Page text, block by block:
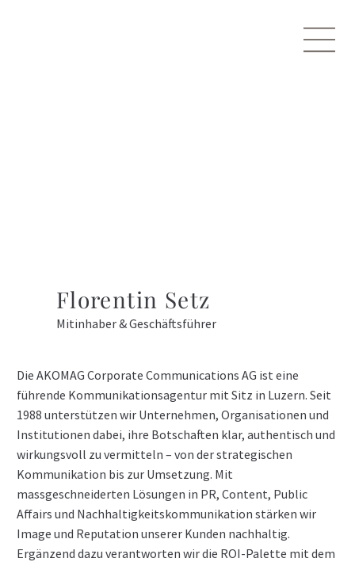
Florentin Setz
Mitinhaber & Geschäftsführer
Die AKOMAG Corporate Communications AG ist eine
führende Kommunikationsagentur mit Sitz in Luzern. Seit
1988 unterstützen wir Unternehmen, Organisationen und
Institutionen dabei, ihre Botschaften klar, authentisch und
wirkungsvoll zu vermitteln – von der strategischen
Kommunikation bis zur Umsetzung. Mit
massgeschneiderten Lösungen in PR, Content, Public
Affairs und Nachhaltigkeitskommunikation stärken wir
Image und Reputation unserer Kunden nachhaltig.
Ergänzend dazu verantworten wir die ROI-Palette mit dem